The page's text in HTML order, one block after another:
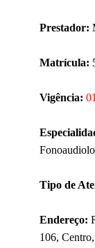
Prestador:
Matrícula:
Vigência:
Tipo de
Endereço:
106,